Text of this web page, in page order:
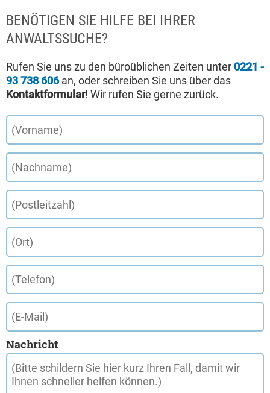
BENÖTIGEN SIE HILFE BEI IHRER
ANWALTSSUCHE?
Rufen Sie uns zu den büroüblichen Zeiten unter 0221 -
93 738 606an, oder schreiben Sie uns über das
Kontaktformular! Wir rufen Sie gerne zurück.
Nachricht